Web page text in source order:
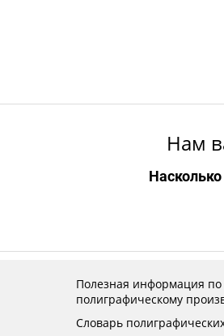
Нам
Полезная информация по
полиграфическому
Словарь